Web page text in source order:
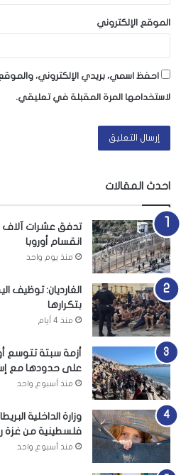
الموقع الإلكتروني
احفظ اسمي، بريدي الإلكتروني،
لاستخدامها المرة المقبلة في تعليقي.
احدث المقالات
تدفق عشرات آلاف
انقسام أوروبا
منذ يوم واحد
الغارديان: توظيف
بتكرارها
منذ 4 أيام
أزمة سبتة تتوسع
على حدودها مع
منذ أسبوع واحد
وزارة الداخلية
فلسطينية من غزة
منذ أسبوع واحد